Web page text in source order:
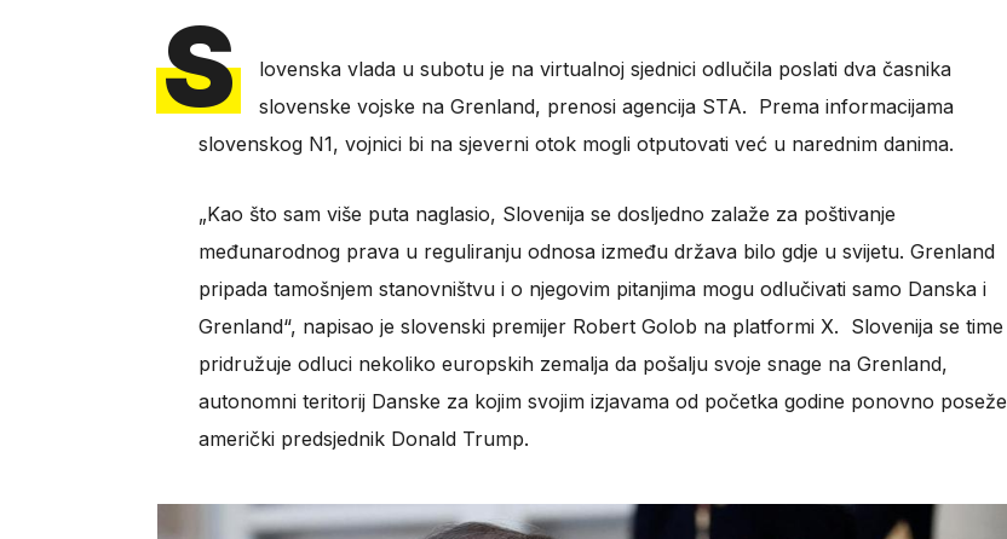
S
lovenska vlada u subotu je na virtualnoj sjednici odlučila poslati dva časnika
slovenske vojske na Grenland, prenosi agencija STA. Prema informacijama
slovenskog N1, vojnici bi na sjeverni otok mogli otputovati već u narednim danima.
„Kao što sam više puta naglasio, Slovenija se dosljedno zalaže za poštivanje
međunarodnog prava u reguliranju odnosa između država bilo gdje u svijetu. Grenland
pripada tamošnjem stanovništvu i o njegovim pitanjima mogu odlučivati ​​samo Danska i
Grenland“, napisao je slovenski premijer Robert Golob na platformi X. Slovenija se time
pridružuje odluci nekoliko europskih zemalja da pošalju svoje snage na Grenland,
autonomni teritorij Danske za kojim svojim izjavama od početka godine ponovno poseže
američki predsjednik Donald Trump.